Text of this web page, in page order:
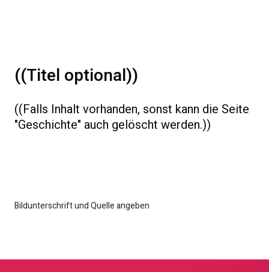
((Titel optional))
((Falls Inhalt vorhanden, sonst kann die Seite
"Geschichte" auch gelöscht werden.))
Bildunterschrift und Quelle angeben